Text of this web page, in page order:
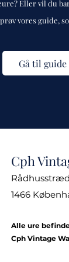
Eller vil du
vores guide,
Gå til guide
Cph
1466
Alle ure
Cph Vintage